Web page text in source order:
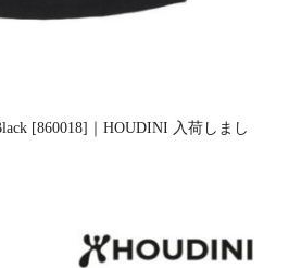
[860018]｜HOUDINI 入荷しまし